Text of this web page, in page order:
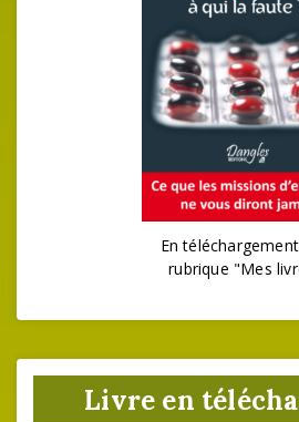
En
rubrique "Mes
Livre en